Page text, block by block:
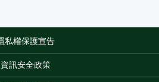
私權保護宣告
資訊安全政策